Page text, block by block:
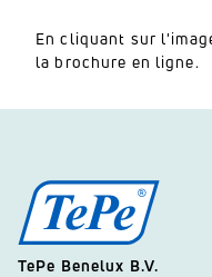
En cliquant sur
la brochure en ligne.
TePe Benelux B.V.